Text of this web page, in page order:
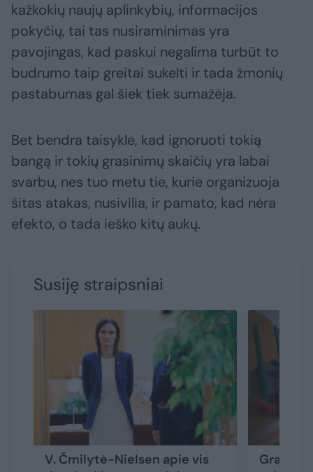
kažkokių naujų aplinkybių, informacijos
pokyčių, tai tas nusiraminimas yra
pavojingas, kad paskui negalima turbūt to
budrumo taip greitai sukelti ir tada žmonių
pastabumas gal šiek tiek sumažėja.
Bet bendra taisyklė, kad ignoruoti tokią
bangą ir tokių grasinimų skaičių yra labai
svarbu, nes tuo metu tie, kurie organizuoja
šitas atakas, nusivilia, ir pamato, kad nėra
efekto, o tada ieško kitų aukų.
Susiję straipsniai
V. Čmilytė-Nielsen apie vis